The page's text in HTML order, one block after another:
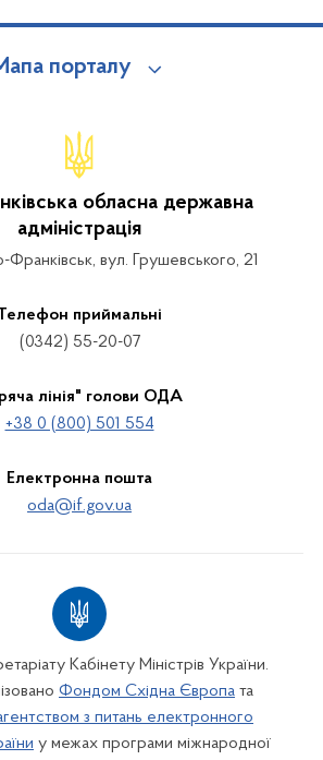
порталу
обласна державна
адміністрація
Франківськ, вул. Грушевського, 21
приймальні
(0342) 55-20-07
лінія" голови ОДА
+38 0 (800) 501 554
Електронна пошта
oda@if.gov.ua
Кабінету Міністрів України.
Фондом Східна Європа та
з питань електронного
у межах програми міжнародної